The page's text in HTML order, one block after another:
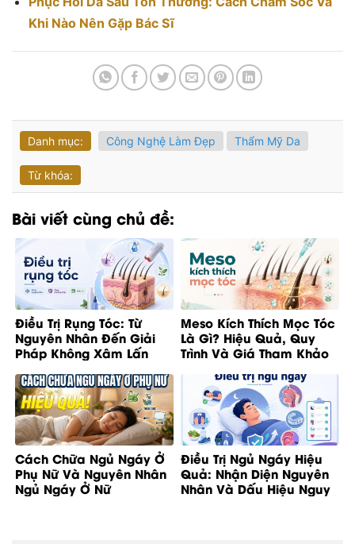
Khi Nào Nên Gặp Bác Sĩ
Danh mục: Công Nghệ Làm Đẹp Thẩm Mỹ Da
Từ khóa:
Bài viết cùng chủ đề:
Điều Trị Rụng Tóc: Từ
Nguyên Nhân Đến Giải
Pháp Không Xâm Lấn
Meso Kích Thích Mọc Tóc
Là Gì? Hiệu Quả, Quy
Trình Và Giá Tham Khảo
Cách Chữa Ngủ Ngáy Ở
Phụ Nữ Và Nguyên Nhân
Ngủ Ngáy Ở Nữ
Điều Trị Ngủ Ngáy Hiệu
Quả: Nhận Diện Nguyên
Nhân Và Dấu Hiệu Nguy